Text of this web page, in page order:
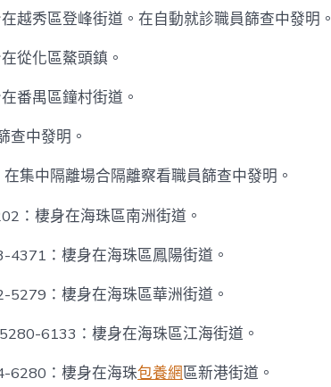
越秀區登峰街道。在自動就診職員篩查中發明。
從化區鰲頭鎮。
番禺區鐘村街道。
查中發明。
集中隔離場合隔離察看職員篩查中發明。
：棲身在海珠區南洲街道。
4371：棲身在海珠區鳳陽街道。
5279：棲身在海珠區華洲街道。
6133：棲身在海珠區江海街道。
6280：棲身在海珠包養網區新港街道。